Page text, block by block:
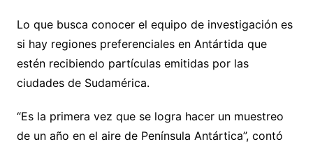
Lo que busca conocer el equipo de investigación es
si hay regiones preferenciales en Antártida que
estén recibiendo partículas emitidas por las
ciudades de Sudamérica.
“Es la primera vez que se logra hacer un muestreo
de un año en el aire de Península Antártica”, contó